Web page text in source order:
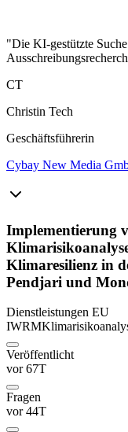
"Die KI-gestützte
CT
Christin Tech
Geschäftsführerin
Cybay New Media
Implementierung
Klimaresilienz in
Pendjari und
Dienstleistungen EU
IWRM
Veröffentlicht
vor 67T
Fragen
vor 44T